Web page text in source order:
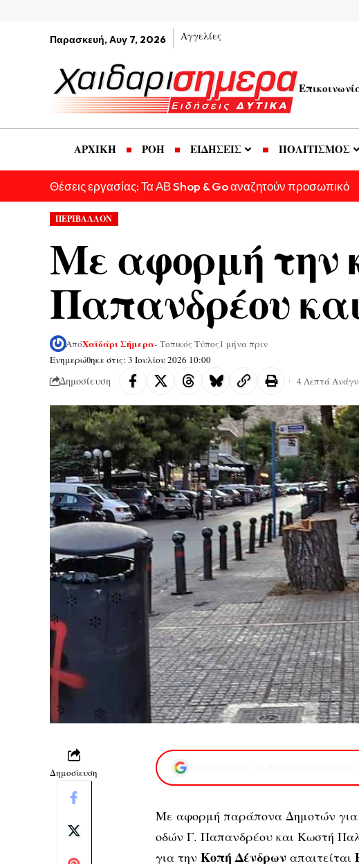
Παρασκευή, Αυγ 7, 2026 Αγγελίες
ΑΡΧΙΚΗ ΡΟΗ ΕΙΔΗΣΕΙΣ ΠΟΛΙΤΙΣΜΟΣ
Θέσεις εργασίας: Τα ΑΒ Shop & Go αναζητούν προσωπικό
ΠΕΡΙΒΑΛΛΟΝ
Με αφορμή την
Παπανδρέου
Ενημερώθηκε στις: 3 Ιουλίου 2026 10:00
ΑπόΧαϊδάρι Σήμερα- Τοπικός Τύπος1 μήνα πριν
Δημοσίευση 4 Λεπτά
Δημοσίευση
Με αφορμή παράπονα Δημοτών για
οδών Γ. Παπανδρέου και Κωστή
για την Κοπή Δένδρωναπαιτείται